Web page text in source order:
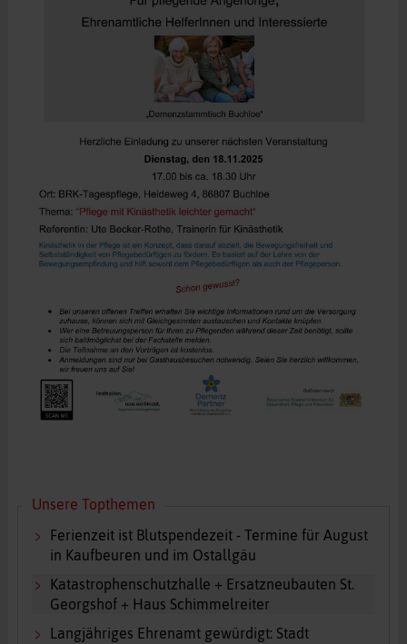
Unsere Topthemen
Ferienzeit ist Blutspendezeit - Termine für August
in Kaufbeuren und im Ostallgäu
Katastrophenschutzhalle + Ersatzneubauten St.
Georgshof + Haus Schimmelreiter
Langjähriges Ehrenamt gewürdigt: Stadt